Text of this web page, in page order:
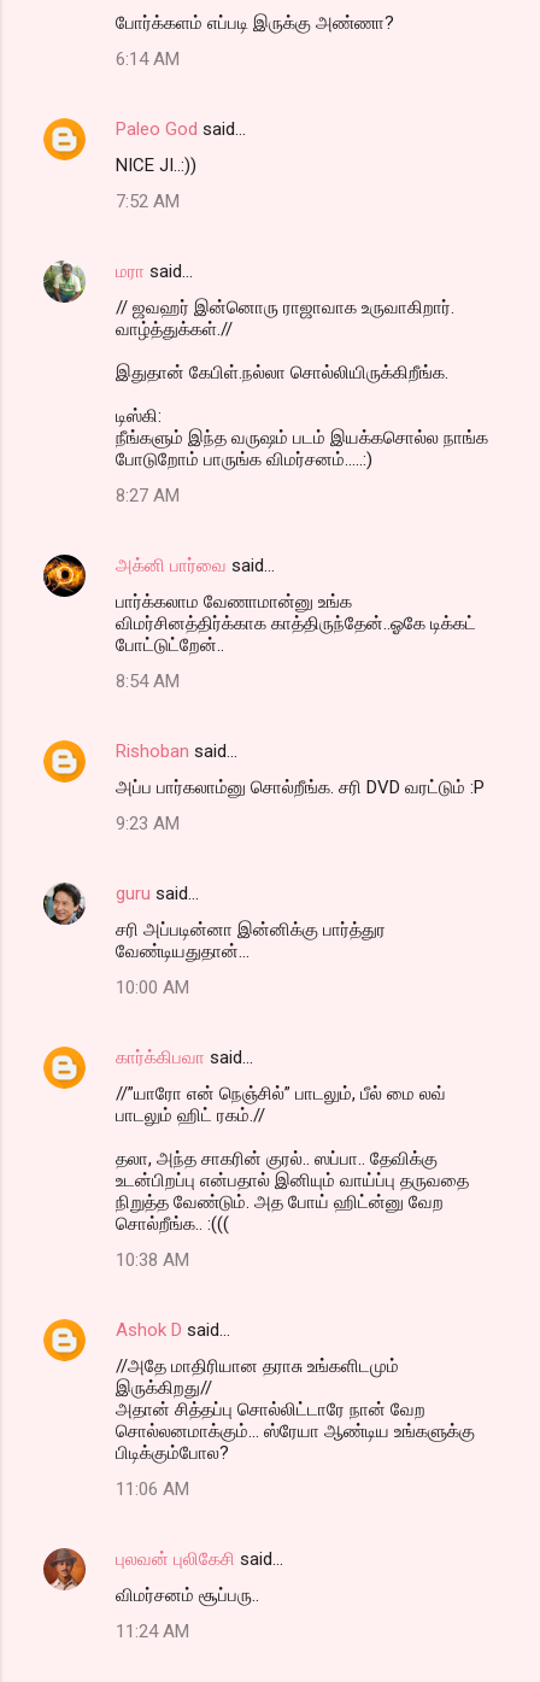
போர்க்களம் எப்படி இருக்கு அண்ணா?
6:14 AM
Paleo God said…
NICE JI..:))
7:52 AM
மரா said…
// ஜவஹர் இன்னொரு ராஜாவாக உருவாகிறார்.
வாழ்த்துக்கள்.//
இதுதான் கேபிள்.நல்லா சொல்லியிருக்கிறீங்க.
டிஸ்கி:
நீங்களும் இந்த வருஷம் படம் இயக்கசொல்ல நாங்க
போடுறோம் பாருங்க விமர்சனம்.....:)
8:27 AM
அக்னி பார்வை said…
பார்க்கலாம வேணாமான்னு உங்க
விமர்சினத்திர்க்காக காத்திருந்தேன்..ஓகே டிக்கட்
போட்டுட்றேன்..
8:54 AM
Rishoban said…
அப்ப பார்கலாம்னு சொல்றீங்க. சரி DVD வரட்டும் :P
9:23 AM
guru said…
சரி அப்படின்னா இன்னிக்கு பார்த்துர
வேண்டியதுதான்...
10:00 AM
கார்க்கிபவா said…
//”யாரோ என் நெஞ்சில்” பாடலும், பீல் மை லவ்
பாடலும் ஹிட் ரகம்.//
தலா, அந்த சாகரின் குரல்.. ஸப்பா.. தேவிக்கு
உடன்பிறப்பு என்பதால் இனியும் வாய்ப்பு தருவதை
நிறுத்த வேண்டும். அத போய் ஹிட்ன்னு வேற
சொல்றீங்க.. :(((
10:38 AM
Ashok D said…
//அதே மாதிரியான தராசு உங்களிடமும்
இருக்கிறது//
அதான் சித்தப்பு சொல்லிட்டாரே நான் வேற
சொல்லனமாக்கும்... ஸ்ரேயா ஆண்டிய உங்களுக்கு
பிடிக்கும்போல?
11:06 AM
புலவன் புலிகேசி said…
விமர்சனம் சூப்பரு..
11:24 AM